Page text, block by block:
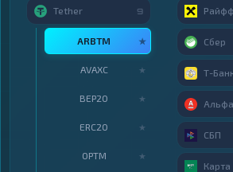
Tether 9
ARBTM ★
AVAXC ★
BEP20 ★
ERC20 ★
OPTM ★
Сбер
Т-
СБП